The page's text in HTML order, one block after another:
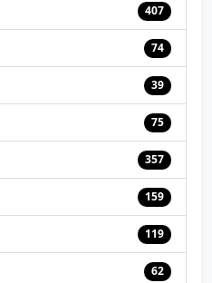
407
74
39
75
357
159
119
62